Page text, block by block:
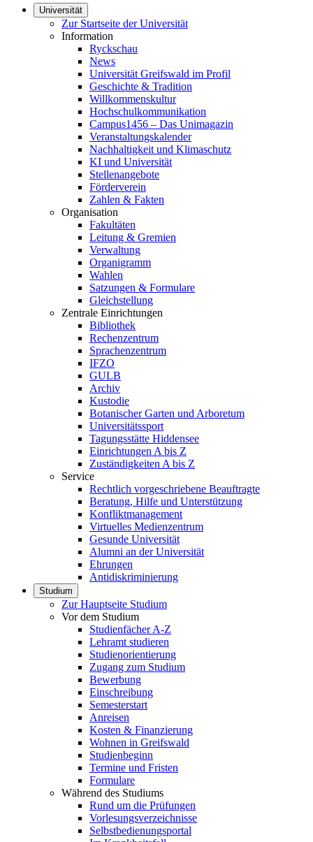
Universität
Zur Startseite der Universität
Information
Ryckschau
News
Universität Greifswald im Profil
Geschichte & Tradition
Willkommenskultur
Hochschulkommunikation
Campus1456 – Das Unimagazin
Veranstaltungskalender
Nachhaltigkeit und Klimaschutz
KI und Universität
Stellenangebote
Förderverein
Zahlen & Fakten
Organisation
Fakultäten
Leitung & Gremien
Verwaltung
Organigramm
Wahlen
Satzungen & Formulare
Gleichstellung
Zentrale Einrichtungen
Bibliothek
Rechenzentrum
Sprachenzentrum
IFZO
GULB
Archiv
Kustodie
Botanischer Garten und Arboretum
Universitätssport
Tagungsstätte Hiddensee
Einrichtungen A bis Z
Zuständigkeiten A bis Z
Service
Rechtlich vorgeschriebene Beauftragte
Beratung, Hilfe und Unterstützung
Konfliktmanagement
Virtuelles Medienzentrum
Gesunde Universität
Alumni an der Universität
Ehrungen
Antidiskriminierung
Studium
Zur Hauptseite Studium
Vor dem Studium
Studienfächer A-Z
Lehramt studieren
Studienorientierung
Zugang zum Studium
Bewerbung
Einschreibung
Semesterstart
Anreisen
Kosten & Finanzierung
Wohnen in Greifswald
Studienbeginn
Termine und Fristen
Formulare
Während des Studiums
Rund um die Prüfungen
Vorlesungsverzeichnisse
Selbstbedienungsportal